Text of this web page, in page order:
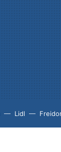
Lidl